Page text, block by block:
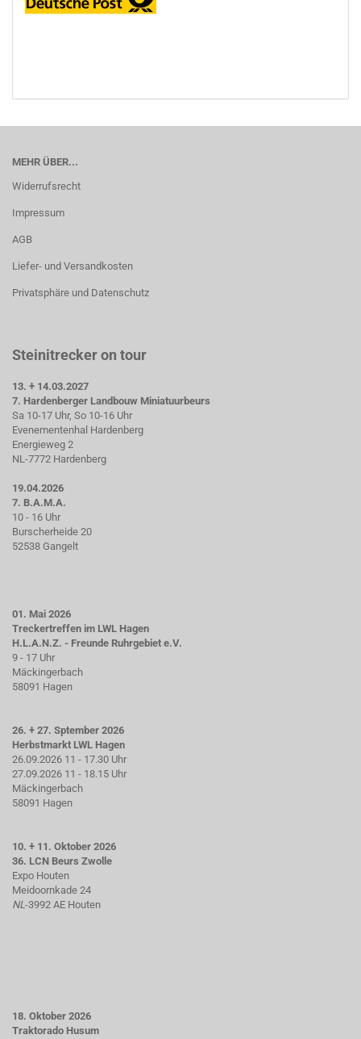
MEHR ÜBER...
Widerrufsrecht
Impressum
AGB
Liefer- und Versandkosten
Privatsphäre und Datenschutz
Steinitrecker on tour
13. + 14.03.2027
7. Hardenberger Landbouw Miniatuurbeurs
Sa 10-17 Uhr, So 10-16 Uhr
Evenementenhal Hardenberg
Energieweg 2
NL-7772 Hardenberg
19.04.2026
7. B.A.M.A.
10 - 16 Uhr
Burscherheide 20
52538 Gangelt
01. Mai 2026
Treckertreffen im LWL Hagen
H.L.A.N.Z. - Freunde Ruhrgebiet e.V.
9 - 17 Uhr
Mäckingerbach
58091 Hagen
26. + 27. Sptember 2026
Herbstmarkt LWL Hagen
26.09.2026 11 - 17.30 Uhr
27.09.2026 11 - 18.15 Uhr
Mäckingerbach
58091 Hagen
10. + 11. Oktober 2026
36. LCN Beurs Zwolle
Expo Houten
Meidoornkade 24
NL-3992 AE Houten
18. Oktober 2026
Traktorado Husum